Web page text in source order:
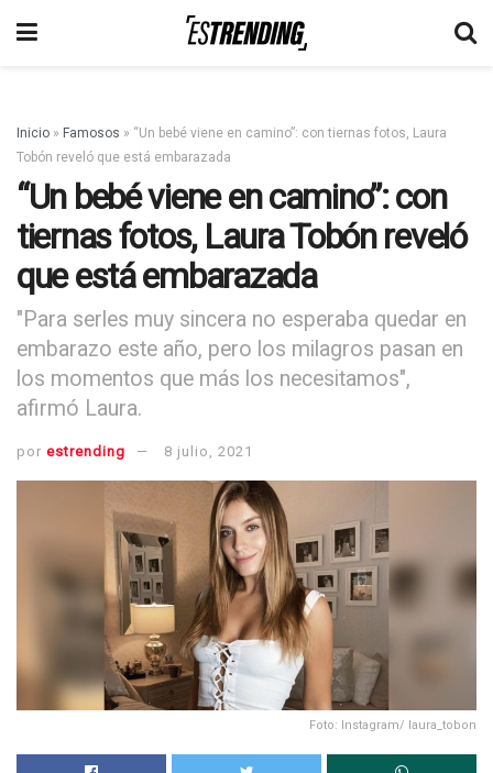
Inicio » Famosos » “Un bebé viene en camino”: con tiernas fotos, Laura
Tobón reveló que está embarazada
“Un bebé viene en camino”: con
tiernas fotos, Laura Tobón reveló
que está embarazada
"Para serles muy sincera no esperaba quedar en
embarazo este año, pero los milagros pasan en
los momentos que más los necesitamos",
afirmó Laura.
por estrending 8 julio, 2021
Foto: Instagram/ laura_tobon